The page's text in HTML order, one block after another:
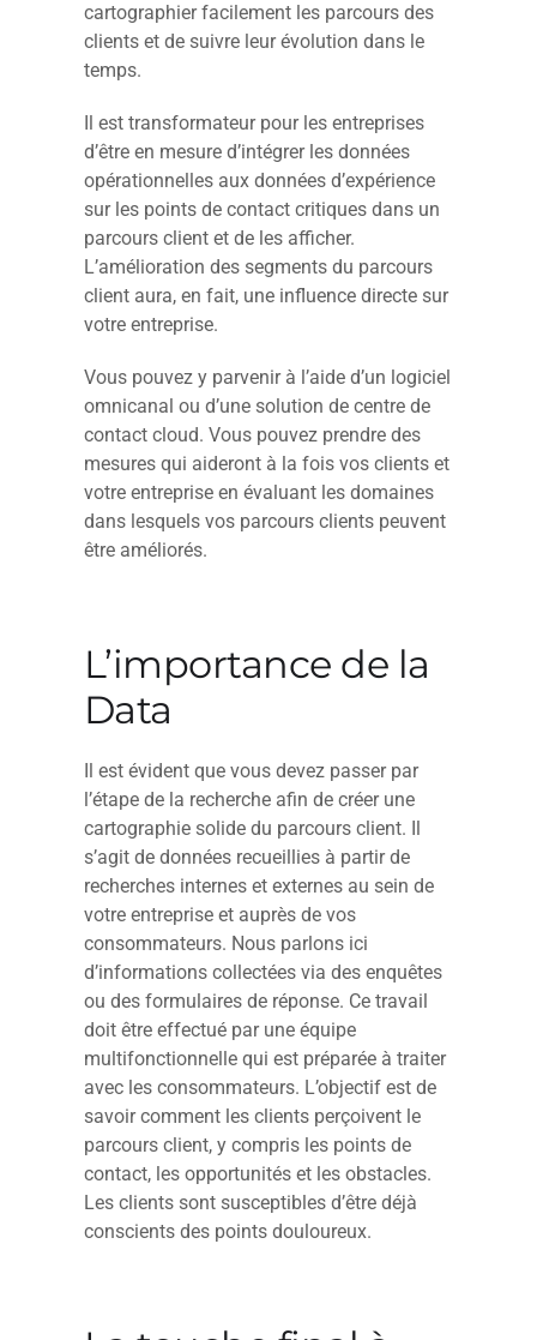
cartographier facilement les parcours des
clients et de suivre leur évolution dans le
temps.
Il est transformateur pour les entreprises
d’être en mesure d’intégrer les données
opérationnelles aux données d’expérience
sur les points de contact critiques dans un
parcours client et de les afficher.
L’amélioration des segments du parcours
client aura, en fait, une influence directe sur
votre entreprise.
Vous pouvez y parvenir à l’aide d’un logiciel
omnicanal ou d’une solution de centre de
contact cloud. Vous pouvez prendre des
mesures qui aideront à la fois vos clients et
votre entreprise en évaluant les domaines
dans lesquels vos parcours clients peuvent
être améliorés.
L’importance de la
Data
Il est évident que vous devez passer par
l’étape de la recherche afin de créer une
cartographie solide du parcours client. Il
s’agit de données recueillies à partir de
recherches internes et externes au sein de
votre entreprise et auprès de vos
consommateurs. Nous parlons ici
d’informations collectées via des enquêtes
ou des formulaires de réponse. Ce travail
doit être effectué par une équipe
multifonctionnelle qui est préparée à traiter
avec les consommateurs. L’objectif est de
savoir comment les clients perçoivent le
parcours client, y compris les points de
contact, les opportunités et les obstacles.
Les clients sont susceptibles d’être déjà
conscients des points douloureux.